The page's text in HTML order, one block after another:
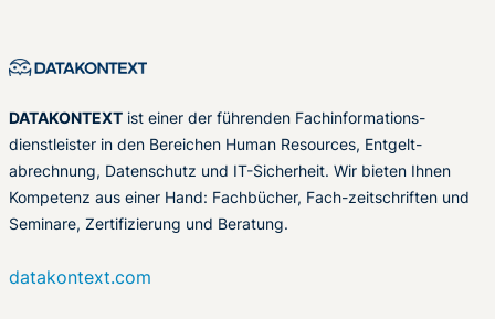
DATAKONTEXT ist einer der führenden Fachinformations-
dienstleister in den Bereichen Human Resources, Entgelt-
abrechnung, Datenschutz und IT-Sicherheit. Wir bieten Ihnen
Kompetenz aus einer Hand: Fachbücher, Fach-zeitschriften und
Seminare, Zertifizierung und Beratung.
datakontext.com